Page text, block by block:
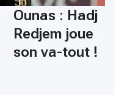
Ounas : Hadj
Redjem joue
son va-tout !